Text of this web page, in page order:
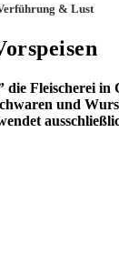
& Lust
Fleischerei in
und